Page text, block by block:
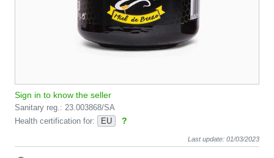
Sign in to know the seller
Sanitary reg.: 23.003868/SA
Health certification for:
EU ?
Last update: 01/03/2023